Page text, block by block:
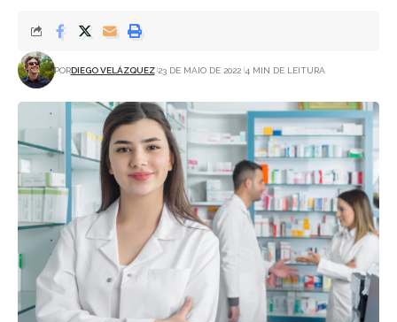
PORDIEGO VELÁZQUEZ 23 DE MAIO DE 2022 4 MIN DE LEITURA